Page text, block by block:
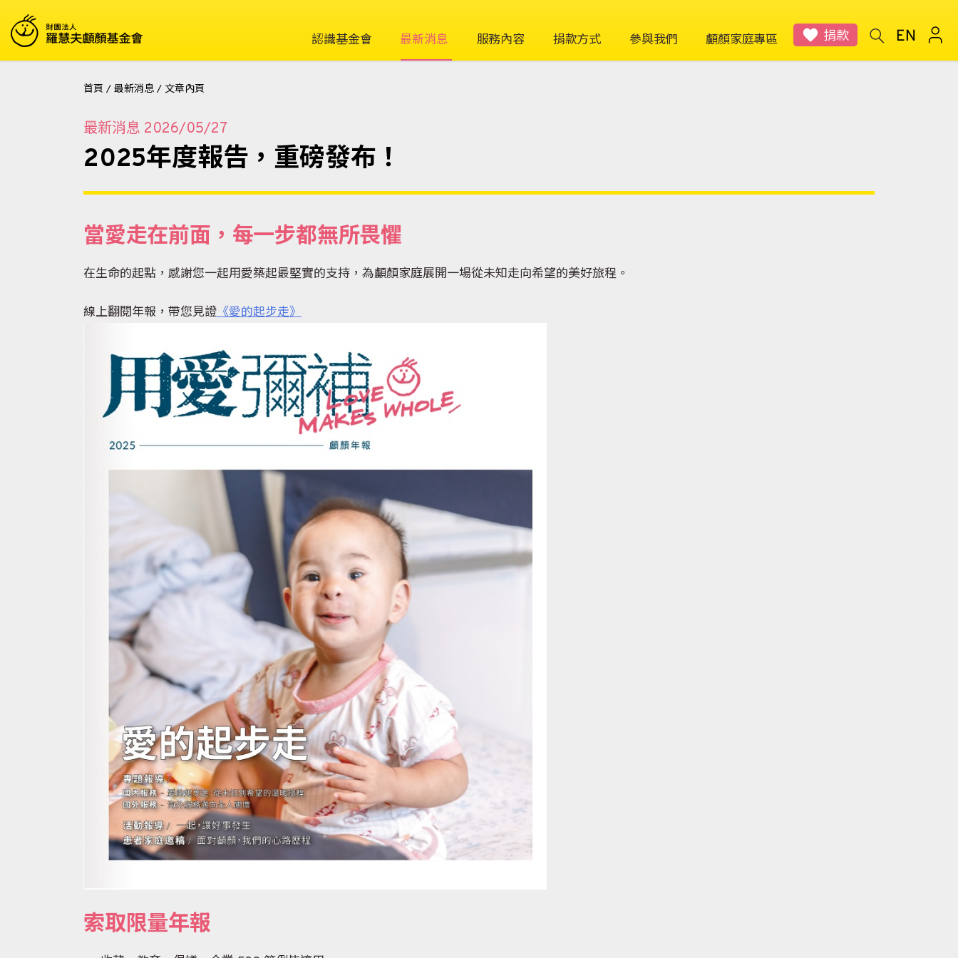
認識基金會 最新消息 服務內容 捐款方式 參與我們 顱顏家庭專區 捐款
首頁 / 最新消息 / 文章內頁
最新消息 2026/05/27
2025年度報告，重磅發布！
當愛走在前面，每一步都無所畏懼
在生命的起點，感謝您一起用愛築起最堅實的支持，為顱顏家庭展開一場從未知走向希望的美好旅程。
線上翻閱年報，帶您見證《愛的起步走》
索取限量年報